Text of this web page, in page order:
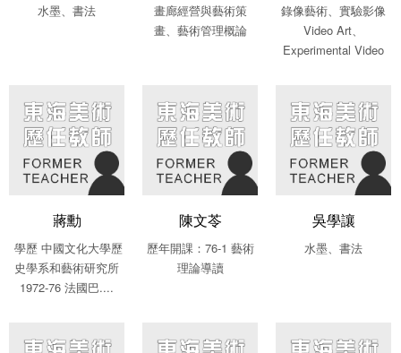
水墨、書法
畫廊經營與藝術策
畫、藝術管理概論
錄像藝術、實驗影像
Video Art、
Experimental Video
蔣勳
學歷 中國文化大學歷
史學系和藝術研究所
1972-76 法國巴....
陳文苓
歷年開課：76-1 藝術
理論導讀
吳學讓
水墨、書法